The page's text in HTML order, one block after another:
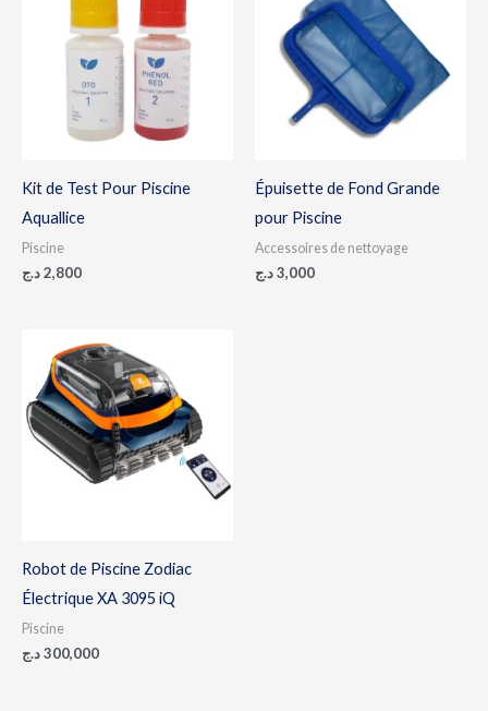
Kit de Test Pour Piscine
Aquallice
Piscine
2,800د.ج
Épuisette de Fond Grande
pour Piscine
Accessoires de nettoyage
3,000د.ج
Robot de Piscine Zodiac
Électrique XA 3095 iQ
Piscine
300,000د.ج